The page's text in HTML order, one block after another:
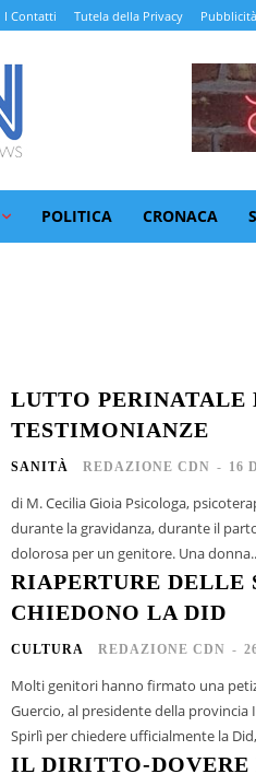
I Contatti Tutela della Privacy Pubblicità
POLITICA CRONACA
LUTTO
TESTIMONIANZE
SANITÀ REDAZIONE CDN - 16
di M. Cecilia Gioia Psicologa, psicoterapeuta * La morte di un bambino o una bambina
durante la gravidanza, durante il
dolorosa per un genitore. Una
RIAPERTURE
CHIEDONO LA DID
CULTURA REDAZIONE CDN -
Molti genitori hanno firmato una
Guercio, al presidente della
Spirlì per chiedere ufficialmente la
IL DIRITTO-DOVERE